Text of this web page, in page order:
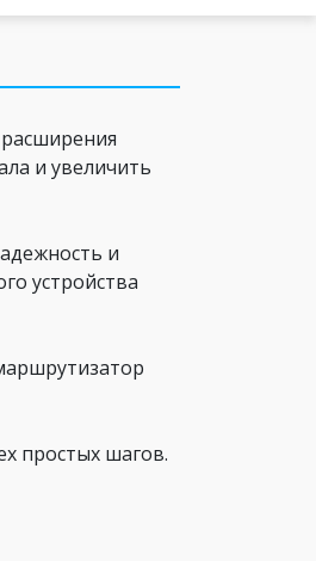
и увеличить
и
устройства
простых шагов.